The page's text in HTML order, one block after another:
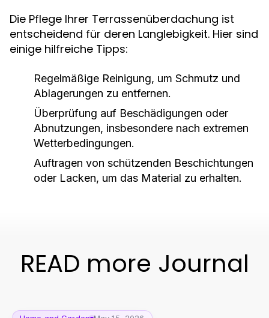
Die Pflege Ihrer Terrassenüberdachung ist
entscheidend für deren Langlebigkeit. Hier sind
einige hilfreiche Tipps:
Regelmäßige Reinigung, um Schmutz und
Ablagerungen zu entfernen.
Überprüfung auf Beschädigungen oder
Abnutzungen, insbesondere nach extremen
Wetterbedingungen.
Auftragen von schützenden Beschichtungen
oder Lacken, um das Material zu erhalten.
READ more Journal